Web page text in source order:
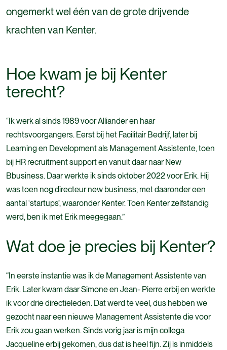
ongemerkt wel één van de grote drijvende
krachten van Kenter.
Hoe kwam je bij Kenter
terecht?
“Ik werk al sinds 1989 voor Alliander en haar
rechtsvoorgangers. Eerst bij het Facilitair Bedrijf, later bij
Learning en Development als Management Assistente, toen
bij HR recruitment support en vanuit daar naar New
Bbusiness. Daar werkte ik sinds oktober 2022 voor Erik. Hij
was toen nog directeur new business, met daaronder een
aantal ‘startups’, waaronder Kenter. Toen Kenter zelfstandig
werd, ben ik met Erik meegegaan.”
Wat doe je precies bij Kenter?
“In eerste instantie was ik de Management Assistente van
Erik. Later kwam daar Simone en Jean- Pierre erbij en werkte
ik voor drie directieleden. Dat werd te veel, dus hebben we
gezocht naar een nieuwe Management Assistente die voor
Erik zou gaan werken. Sinds vorig jaar is mijn collega
Jacqueline erbij gekomen, dus dat is heel fijn. Zij is inmiddels